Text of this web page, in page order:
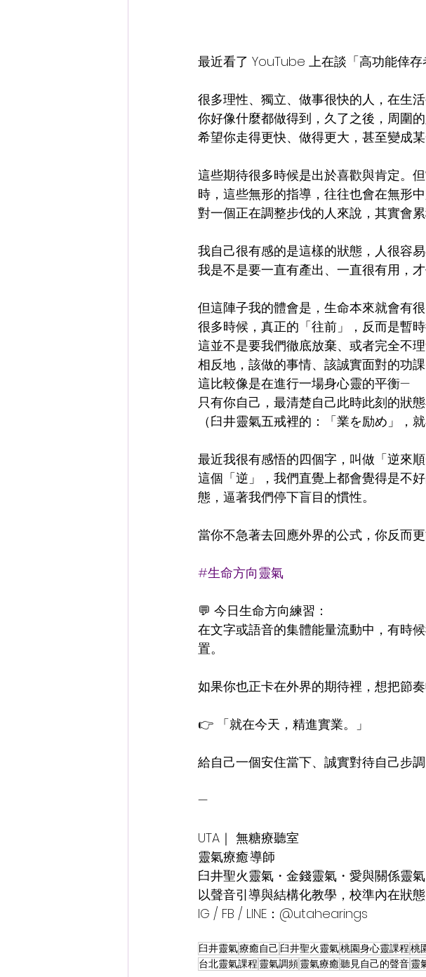
最近看了 YouTube 上在談「高功能倖存
很多理性、獨立、做事很快的人，在生
你好像什麼都做得到，久了之後，周圍
希望你走得更快、做得更大，甚至變成某
這些期待很多時候是出於喜歡與肯定。
時，這些無形的指導，往往也會在無形中
對一個正在調整步伐的人來說，其實會累
我自己很有感的是這樣的狀態，人很容
我是不是要一直有產出、一直很有用，
但這陣子我的體會是，生命本來就會有很
很多時候，真正的「往前」，反而是暫
這並不是要我們徹底放棄、或者完全不
相反地，該做的事情、該誠實面對的功
這比較像是在進行一場身心靈的平衡—
只有你自己，最清楚自己此時此刻的狀態
（臼井靈氣五戒裡的：「業を励め」，
最近我很有感悟的四個字，叫做「逆來順
這個「逆」，我們直覺上都會覺得是不
態，逼著我們停下盲目的慣性。
當你不急著去回應外界的公式，你反而
#生命方向靈氣
💬 今日生命方向練習：
在文字或語音的集體能量流動中，有時
置。
如果你也正卡在外界的期待裡，想把節
👉 「就在今天，精進實業。」
給自己一個安住當下、誠實對待自己步
—
UTA｜ 無糖療聽室
靈氣療癒·導師
臼井聖火靈氣・金錢靈氣・愛與關係靈氣
以聲音引導與結構化教學，校準內在狀
IG / FB / LINE：@utahearings
臼井靈氣療癒自己 臼井聖火靈氣桃園身心靈課程桃
台北靈氣課程靈氣調頻靈氣療癒聽見自己的聲音靈